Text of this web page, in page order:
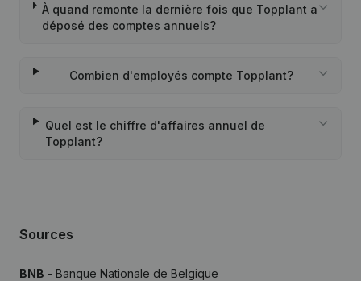
À quand remonte la dernière fois que Topplant a
déposé des comptes annuels?
Combien d'employés compte Topplant?
Quel est le chiffre d'affaires annuel de
Topplant?
Sources
BNB - Banque Nationale de Belgique